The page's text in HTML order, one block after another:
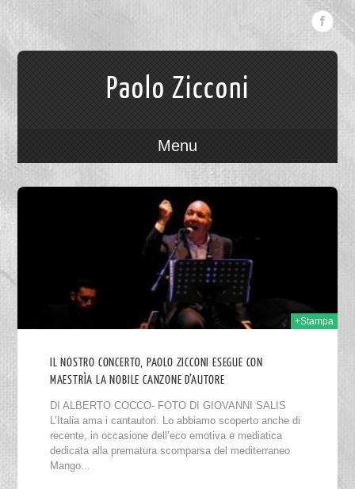
Paolo Zicconi
Menu
+Stampa
IL NOSTRO CONCERTO, PAOLO ZICCONI ESEGUE CON
MAESTRÌA LA NOBILE CANZONE D’AUTORE
DI ALBERTO COCCO- FOTO DI GIOVANNI SALIS
L’Italia ama i cantautori. Lo abbiamo scoperto anche di
recente, in occasione dell’eco emotiva e mediatica
dedicata alla prematura scomparsa del mediterraneo
Mango...